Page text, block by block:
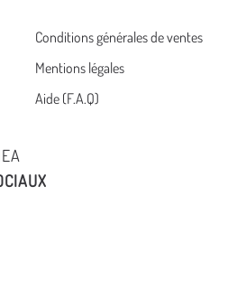
Conditions générales de ventes
Mentions légales
Aide (F.A.Q)